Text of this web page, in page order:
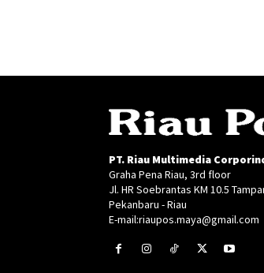
PT. Riau Multimedia
Graha Pena Riau, 3rd floor
Jl. HR Soebrantas KM 10.5
Pekanbaru - Riau
E-mail:riaupos.maya@gmail.com